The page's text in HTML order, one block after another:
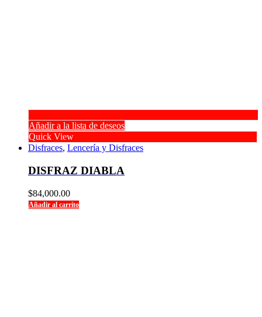
Añadir a la lista de deseos
Quick View
Disfraces, Lencería y Disfraces
DISFRAZ DIABLA
$84,000.00
Añadir al carrito